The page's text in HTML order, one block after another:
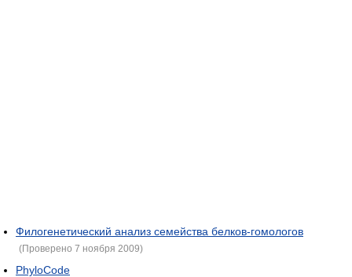
Филогенетический анализ семейства белков-гомологов
(Проверено 7 ноября 2009)
PhyloCode